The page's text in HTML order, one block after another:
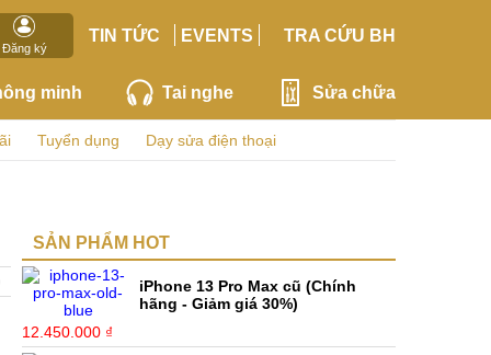
Đăng ký
TIN TỨC EVENTS TRA CỨU BH
minh Tai nghe Sửa chữa
Tuyển dụng Dạy sửa điện thoại
SẢN PHẨM HOT
iPhone 13 Pro Max cũ (Chính
hãng - Giảm giá 30%)
12.450.000 ₫